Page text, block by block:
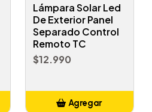
Lámpara Solar Led
De Exterior Panel
Separado Control
Remoto TC
$12.990
Agregar